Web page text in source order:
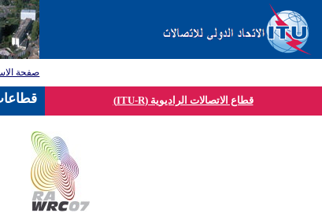
صفحة
قطاع الاتصالات الراديوية (ITU-R)